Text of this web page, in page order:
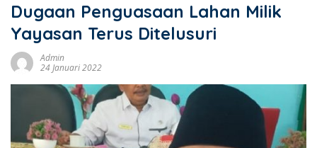
Dugaan Penguasaan Lahan Milik
Yayasan Terus Ditelusuri
Admin
24 Januari 2022